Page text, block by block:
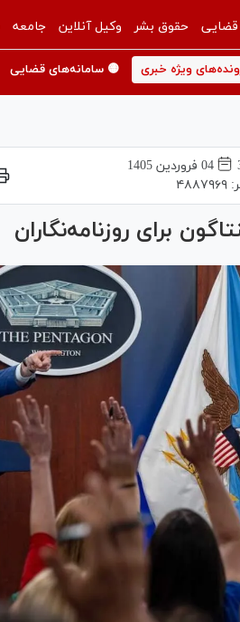
قضایی حقوق بشر وکیل آنلاین جامعه
ویژه خبری 🟡 سامانه‌های قضایی
04 فروردين 1405
۴۸۸۷۹۶۹
برای روزنامه‌نگاران